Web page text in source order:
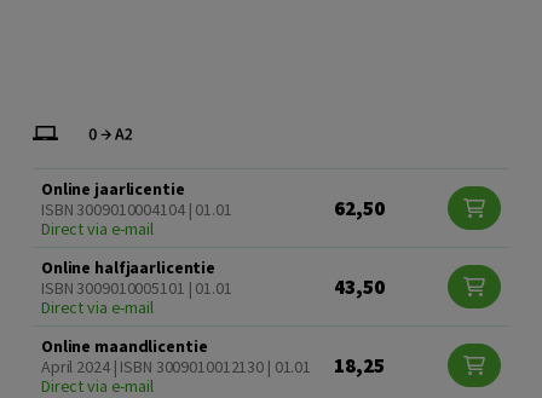
Online jaarlicentie
ISBN 3009010004104 | 01.01
Direct via e-mail
62,50
Online halfjaarlicentie
ISBN 3009010005101 | 01.01
Direct via e-mail
43,50
Online maandlicentie
April 2024 | ISBN 3009010012130 | 01.01
Direct via e-mail
18,25